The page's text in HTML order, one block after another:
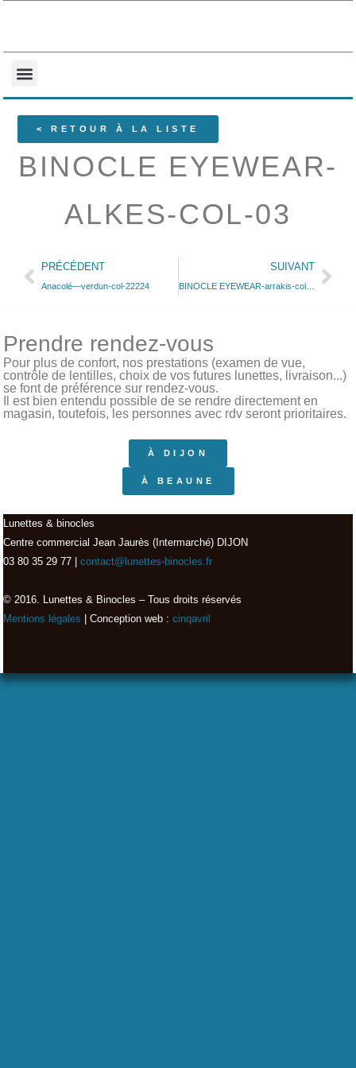
< RETOUR À LA LISTE
BINOCLE EYEWEAR-
ALKES-COL-03
PRÉCÉDENT
Anacolé—verdun-col-22224
SUIVANT
BINOCLE EYEWEAR-arrakis-col-03
Prendre rendez-vous
Pour plus de confort, nos prestations (examen de vue,
contrôle de lentilles, choix de vos futures lunettes, livraison...)
se font de préférence sur rendez-vous.
Il est bien entendu possible de se rendre directement en
magasin, toutefois, les personnes avec rdv seront prioritaires.
À DIJON
À BEAUNE
Lunettes & binocles
Centre commercial Jean Jaurès (Intermarché) DIJON
03 80 35 29 77 |
contact@lunettes-binocles.fr
© 2016. Lunettes & Binocles – Tous droits réservés​
Mentions légales | Conception web : cinqavril